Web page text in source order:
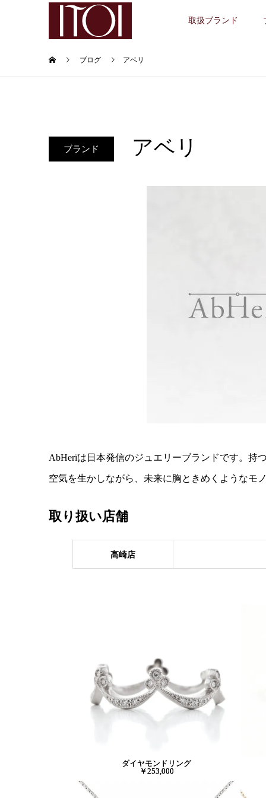
取扱ブランド
ブログ アベリ
ブランド アベリ
AbHerїは日本発信のジュエリーブランドです。
空気を生かしながら、未来に胸ときめくようなモ
取り扱い店舗
高崎店
ダイヤモンドリング
￥253,000